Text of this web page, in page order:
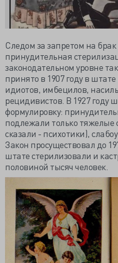
Следом за запретом на
принудительная
законодательном уровне
принято в 1907 году в
идиотов, имбецилов,
рецидивистов. В 1927 году
формулировку:
подлежали только
сказали - психотики),
Закон просуществовал до
штате стерилизовали и
половиной тысяч человек.